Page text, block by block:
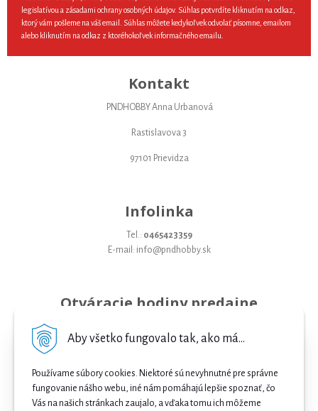
Aby všetko fungovalo tak, ako má...
Používame súbory cookies. Niektoré sú nevyhnutné pre správne
fungovanie nášho webu, iné nám pomáhajú lepšie spoznať, čo
Vás na našich stránkach zaujalo, a vďaka tomu ich môžeme
legislatívou a zásadami ochrany osobných údajov. Súhlas potvrdíte kliknutím na odkaz,
ktorý vám pošleme na váš email. Súhlas môžete kedykoľvek odvolať písomne, emailom
alebo kliknutím na odkaz z ktoréhokoľvek informačného emailu.
Kontakt
PNDHOBBY Anna Urbanová
Rastislavova 3
97101 Prievidza
Infolinka
Tel.: 0465423359
E-mail: info@pndhobby.sk
Otváracie hodiny predajne
Streda 09-17
Štvrtok 09-17